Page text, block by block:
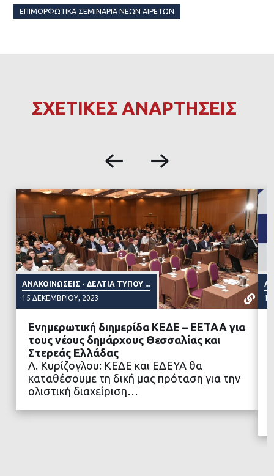
ΕΠΙΜΟΡΦΩΤΙΚΆ ΣΕΜΙΝΆΡΙΑ ΝΈΩΝ ΑΙΡΕΤΏΝ
ΣΧΕΤΙΚΕΣ ΑΝΑΡΤΗΣΕΙΣ
ΑΝΑΚΟΙΝΏΣΕΙΣ - ΔΕΛΤΊΑ ΤΎΠΟΥ ...
15 ΔΕΚΕΜΒΡΊΟΥ, 2023
ΔΙΑΒΑΣΤΕ ΠΕΡΙΣΣΟΤΕΡΑ
Ενημερωτική διημερίδα ΚΕΔΕ – ΕΕΤΑΑ για
τους νέους δημάρχους Θεσσαλίας και
Στερεάς Ελλάδας
Λ. Κυρίζογλου: ΚΕΔΕ και ΕΔΕΥΑ θα
καταθέσουμε τη δική μας πρόταση για την
ολιστική διαχείριση…